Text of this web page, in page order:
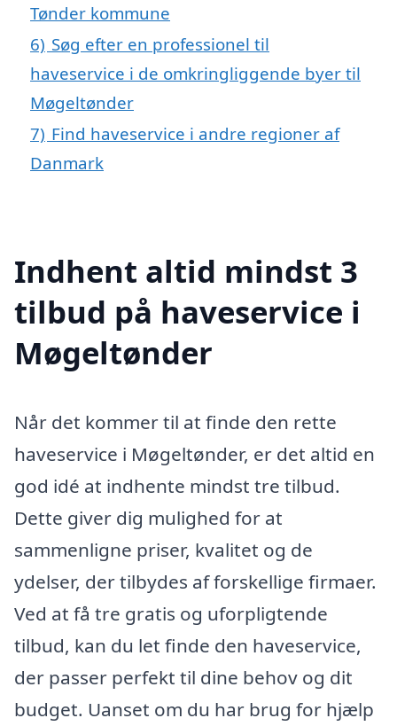
Tønder kommune
6) Søg efter en professionel til
haveservice i de omkringliggende byer til
Møgeltønder
7) Find haveservice i andre regioner af
Danmark
Indhent altid mindst 3
tilbud på haveservice i
Møgeltønder
Når det kommer til at finde den rette
haveservice i Møgeltønder, er det altid en
god idé at indhente mindst tre tilbud.
Dette giver dig mulighed for at
sammenligne priser, kvalitet og de
ydelser, der tilbydes af forskellige firmaer.
Ved at få tre gratis og uforpligtende
tilbud, kan du let finde den haveservice,
der passer perfekt til dine behov og dit
budget. Uanset om du har brug for hjælp